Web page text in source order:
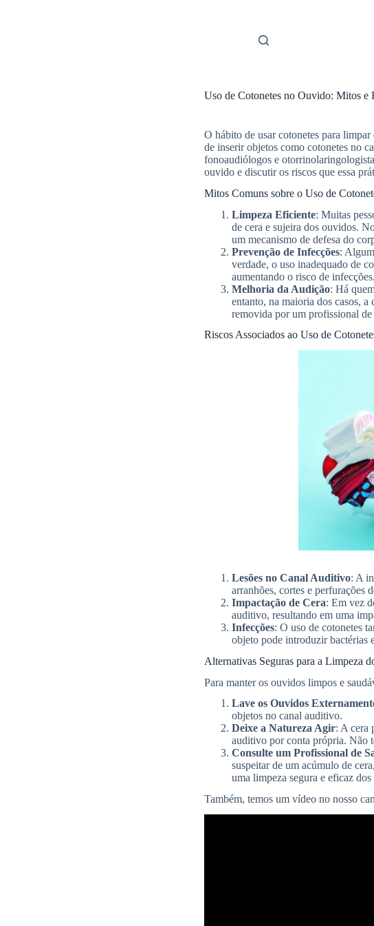
Uso de Cotonetes no Ouvido: Mitos e
O hábito de usar cotonetes para
de inserir objetos como cotonetes no
fonoaudiólogos e
ouvido e discutir os riscos que essa
Mitos Comuns sobre o Uso de
Limpeza Eficiente: Muitas
de cera e sujeira dos ouvidos.
um mecanismo de defesa do
Prevenção de Infecções:
verdade, o uso inadequado de
aumentando o risco de infecções.
Melhoria da Audição: Há
entanto, na maioria dos casos,
removida por um profissional de
Riscos Associados ao Uso de
Lesões no Canal Auditivo: A
arranhões, cortes e perfurações
Impactação de Cera: Em vez
auditivo, resultando em uma
Infecções: O uso de cotonetes
objeto pode introduzir bactérias
Alternativas Seguras para a Limpeza
Para manter os ouvidos limpos e
Lave os Ouvidos
objetos no canal auditivo.
Deixe a Natureza Agir: A cera
auditivo por conta própria. Não
Consulte um Profissional de
suspeitar de um acúmulo de
uma limpeza segura e eficaz
Também, temos um vídeo no nosso